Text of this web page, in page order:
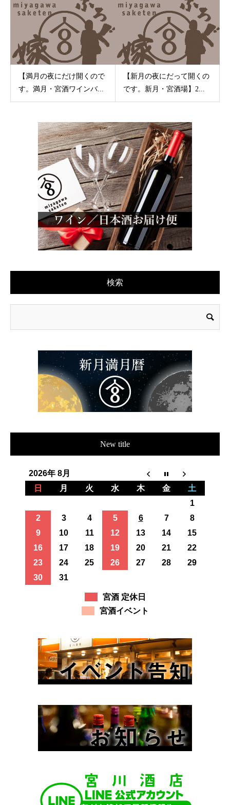
【満月の夜にだけ開くので
す。満月・宮酒ワインバ...
【新月の夜にだって開くの
です。新月・宮酒場】2...
検索
New title
2026年 8月
日
月 火 水 木 金
土
1
2
3 4 5 6 7
8
9
10 11 12 13 14
15
16
17 18 19 20 21
22
23
24 25 26 27 28
29
30
31
宮酒 定休日
宮酒イベント